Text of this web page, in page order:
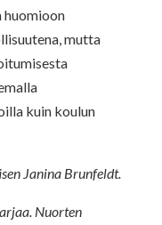
huomioon
mutta
kuin koulun
Janina Brunfeldt.
Nuorten